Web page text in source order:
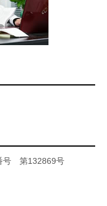
号 第132869号